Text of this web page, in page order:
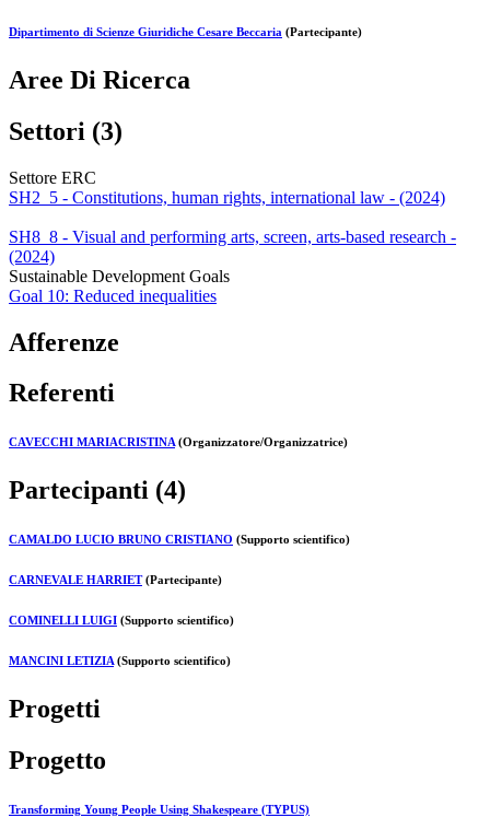
Dipartimento di Scienze Giuridiche Cesare Beccaria (Partecipante)
Aree Di Ricerca
Settori (3)
Settore ERC
SH2_5 - Constitutions, human rights, international law - (2024)
SH8_8 - Visual and performing arts, screen, arts-based research -
(2024)
Sustainable Development Goals
Goal 10: Reduced inequalities
Afferenze
Referenti
CAVECCHI MARIACRISTINA (Organizzatore/Organizzatrice)
Partecipanti (4)
CAMALDO LUCIO BRUNO CRISTIANO (Supporto scientifico)
CARNEVALE HARRIET(Partecipante)
COMINELLI LUIGI (Supporto scientifico)
MANCINI LETIZIA (Supporto scientifico)
Progetti
Progetto
Transforming Young People Using Shakespeare (TYPUS)